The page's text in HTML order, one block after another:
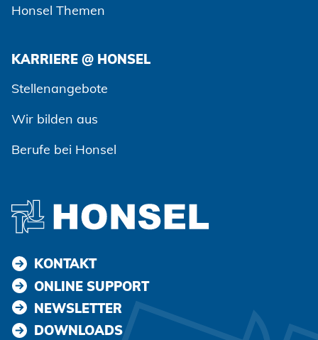
Honsel Themen
KARRIERE @ HONSEL
Stellenangebote
Wir bilden aus
Berufe bei Honsel
KONTAKT
ONLINE SUPPORT
NEWSLETTER
DOWNLOADS